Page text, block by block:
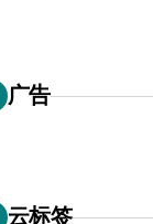
广告
云标签